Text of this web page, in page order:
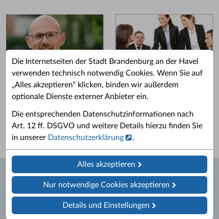
Die Internetseiten der Stadt Brandenburg an der Havel
verwenden technisch notwendig Cookies. Wenn Sie auf
„Alles akzeptieren“ klicken, binden wir außerdem
optionale Dienste externer Anbieter ein.
Die entsprechenden Datenschutzinformationen nach
Art. 12 ff. DSGVO und weitere Details hierzu finden Sie
in unserer Datenschutzerklärung .
Alles akzeptieren
Nur notwendige Cookies akzeptieren
Details und Einstellungen
Grußwort des OB